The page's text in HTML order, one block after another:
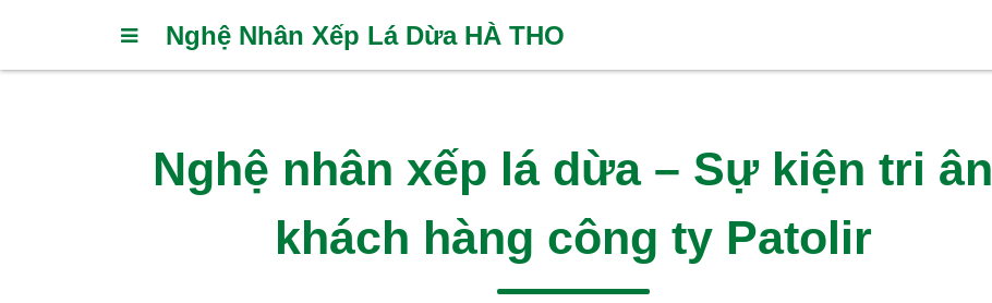
Nghệ Nhân Xếp Lá Dừa HÀ THO
Nghệ nhân xếp lá dừa – Sự kiện tri ân
khách hàng công ty Patolir